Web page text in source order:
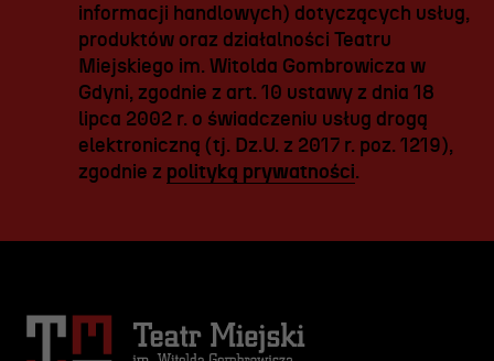
informacji handlowych) dotyczących usług,
produktów oraz działalności Teatru
Miejskiego im. Witolda Gombrowicza w
Gdyni, zgodnie z art. 10 ustawy z dnia 18
lipca 2002 r. o świadczeniu usług drogą
elektroniczną (tj. Dz.U. z 2017 r. poz. 1219),
zgodnie z polityką prywatności.